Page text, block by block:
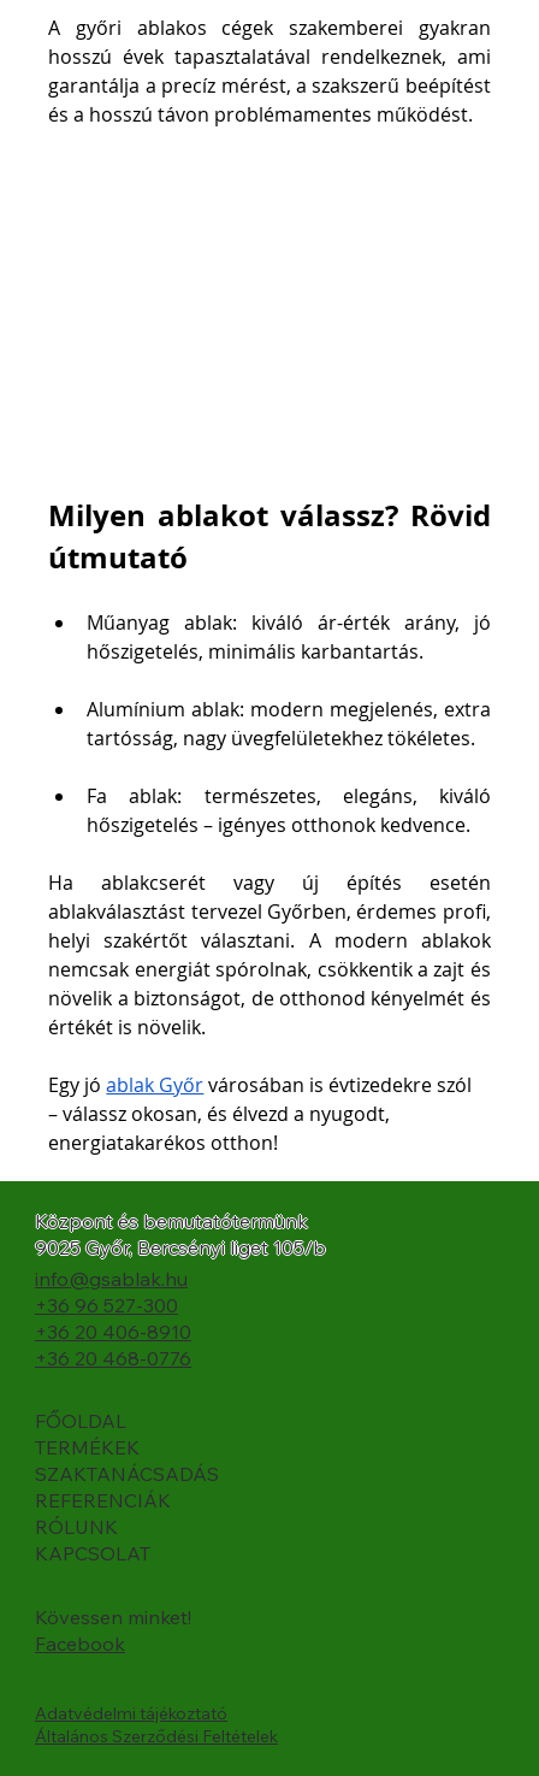
A győri ablakos cégek szakemberei gyakran
hosszú évek tapasztalatával rendelkeznek, ami
garantálja a precíz mérést, a szakszerű beépítést
és a hosszú távon problémamentes működést.
Milyen ablakot válassz? Rövid
útmutató
Műanyag ablak: kiváló ár-érték arány, jó
hőszigetelés, minimális karbantartás.
Alumínium ablak: modern megjelenés, extra
tartósság, nagy üvegfelületekhez tökéletes.
Fa ablak: természetes, elegáns, kiváló
hőszigetelés – igényes otthonok kedvence.
Ha ablakcserét vagy új építés esetén
ablakválasztást tervezel Győrben, érdemes profi,
helyi szakértőt választani. A modern ablakok
nemcsak energiát spórolnak, csökkentik a zajt és
növelik a biztonságot, de otthonod kényelmét és
értékét is növelik.
Egy jó ablak Győr városában is évtizedekre szól
– válassz okosan, és élvezd a nyugodt,
energiatakarékos otthon!
Központ és bemutatótermünk
9025 Győr, Bercsényi liget 105/b
info@gsablak.hu
+36 96 527-300
+36 20 406-8910
+36 20 468-0776
FŐOLDAL
TERMÉKEK
SZAKTANÁCSADÁS
REFERENCIÁK
RÓLUNK
KAPCSOLAT
Kövessen minket!
Facebook
Adatvédelmi tájékoztató
Általános Szerződési Feltételek